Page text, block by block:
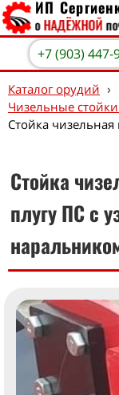
ИП
НАДЁЖНОЙ
+7 (903) 447-
Каталог орудий ›
Чизельные
Стойка
Стойка
плугу ПС с